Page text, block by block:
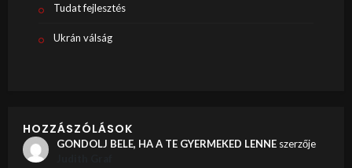
Tudat fejlesztés
Ukrán válság
HOZZÁSZÓLÁSOK
GONDOLJ BELE, HA A TE GYERMEKED LENNEszerzője